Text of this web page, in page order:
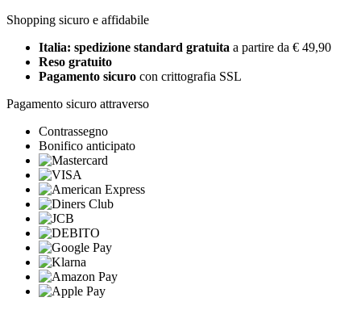
Shopping sicuro e affidabile
Italia: spedizione standard gratuita a partire da € 49,90
Reso gratuito
Pagamento sicuro con crittografia SSL
Pagamento sicuro attraverso
Contrassegno
Bonifico anticipato